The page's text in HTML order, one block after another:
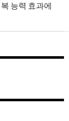
능력 효과에
서버 : 중갑 +6강화